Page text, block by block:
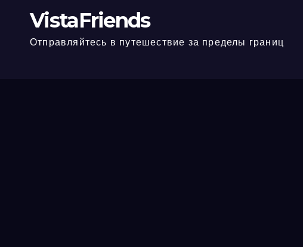
VistaFriends
Отправляйтесь в путешествие за пределы границ